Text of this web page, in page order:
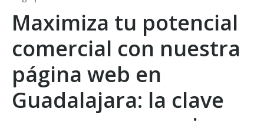
Maximiza tu potencial
comercial con nuestra
página web en
Guadalajara: la clave